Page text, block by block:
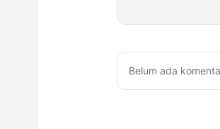
Belum ada